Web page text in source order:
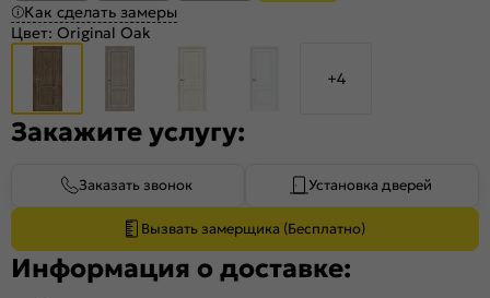
Как сделать замеры
Цвет: Original Oak
+4
Закажите услугу:
Заказать звонок Установка дверей
Вызвать замерщика (Бесплатно)
Информация о доставке: